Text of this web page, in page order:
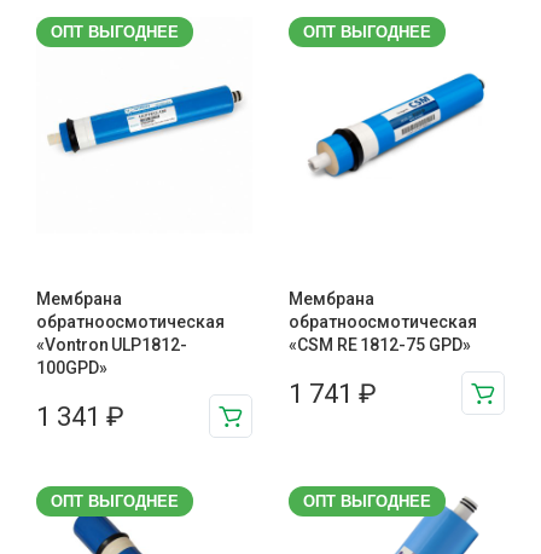
ОПТ ВЫГОДНЕЕ
Мембрана
обратноосмотическая
«Vontron ULP1812-
100GPD»
1 341 ₽
ОПТ ВЫГОДНЕЕ
Мембрана
обратноосмотическая
«CSM RE 1812-75 GPD»
1 741 ₽
ОПТ ВЫГОДНЕЕ ОПТ ВЫГОДНЕЕ